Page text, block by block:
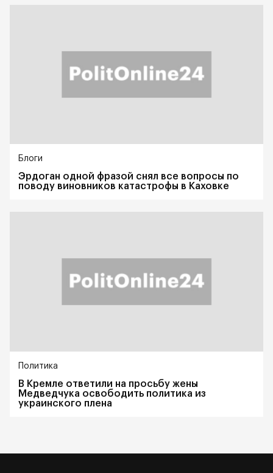
Блоги
Эрдоган одной фразой снял все вопросы по
поводу виновников катастрофы в Каховке
Политика
В Кремле ответили на просьбу жены
Медведчука освободить политика из
украинского плена